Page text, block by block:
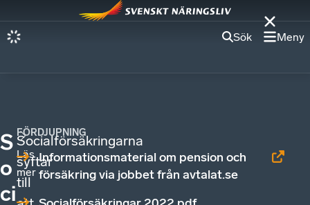
Sök Meny
S
o
ci
Socialförsäkringarna
syftar
till
Läs
mer
FÖRDJUPNING
Informationsmaterial om pension och
försäkring via jobbet från avtalat.se